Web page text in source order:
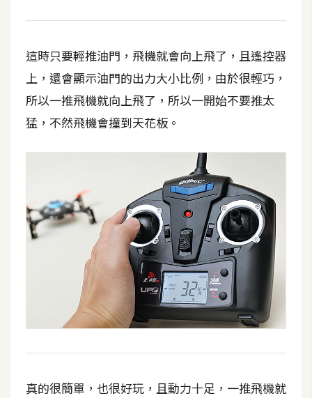
全
站
導
覽
合
提
案
這時只要輕推油門，飛機就會向上飛了，且遙控器
上，還會顯示油門的出力大小比例，由於很輕巧，
所以一推飛機就向上飛了，所以一開始不要推太
猛，不然飛機會撞到天花板。
真的很簡單，也很好玩，且動力十足，一推飛機就